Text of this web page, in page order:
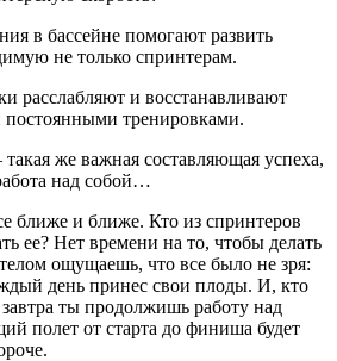
в бассейне помогают развить
не только спринтерам.
расслабляют и восстанавливают
тренировками.
же важная составляющая успеха,
над собой…
ближе и ближе. Кто из спринтеров
ее? Нет времени на то, чтобы делать
ощущаешь, что все было не зря:
день принес свои плоды. И, кто
ты продолжишь работу над
полет от старта до финиша будет